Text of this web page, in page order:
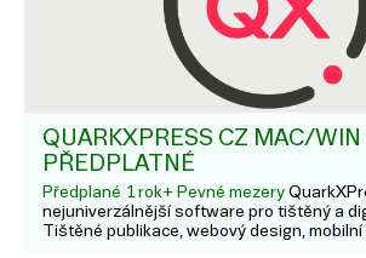
QUARKXPRESS CZ MAC/WIN
PŘEDPLATNÉ
Předplané 1 rok+ Pevné mezery
nejuniverzálnější software pro tištěný a
Tištěné publikace, webový design, mobilní